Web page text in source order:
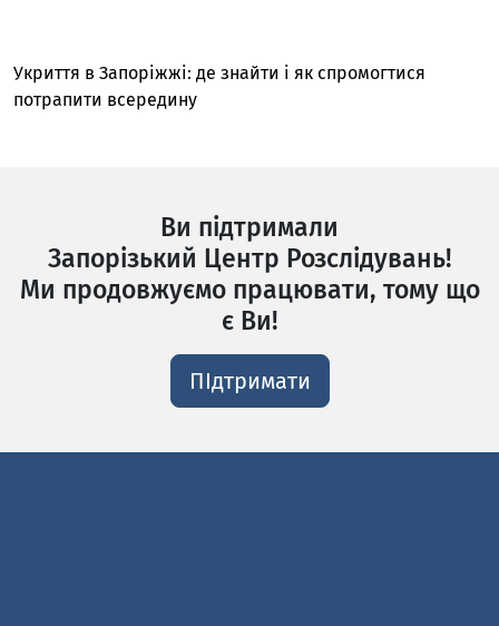
Укриття в Запоріжжі: де знайти і як спромогтися
потрапити всередину
Ви підтримали
Запорізький Центр Розслідувань!
Ми продовжуємо працювати, тому що
є Ви!
ПІдтримати